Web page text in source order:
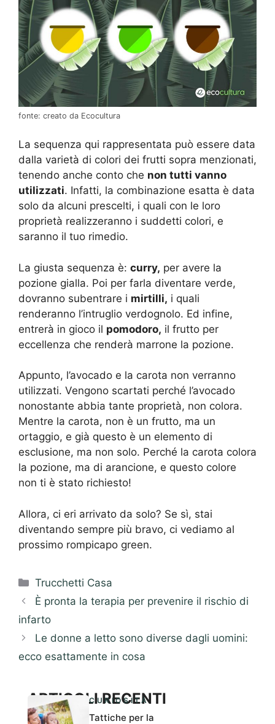
fonte: creato da Ecocultura
La sequenza qui rappresentata può essere data
dalla varietà di colori dei frutti sopra menzionati,
tenendo anche conto che non tutti vanno
utilizzati. Infatti, la combinazione esatta è data
solo da alcuni prescelti, i quali con le loro
proprietà realizzeranno i suddetti colori, e
saranno il tuo rimedio.
La giusta sequenza è: curry, per avere la
pozione gialla. Poi per farla diventare verde,
dovranno subentrare i mirtilli, i quali
renderanno l’intruglio verdognolo. Ed infine,
entrerà in gioco il pomodoro, il frutto per
eccellenza che renderà marrone la pozione.
Appunto, l’avocado e la carota non verranno
utilizzati. Vengono scartati perché l’avocado
nonostante abbia tante proprietà, non colora.
Mentre la carota, non è un frutto, ma un
ortaggio, e già questo è un elemento di
esclusione, ma non solo. Perché la carota colora
la pozione, ma di arancione, e questo colore
non ti è stato richiesto!
Allora, ci eri arrivato da solo? Se sì, stai
diventando sempre più bravo, ci vediamo al
prossimo rompicapo green.
Categorie
Trucchetti Casa
È pronta la terapia per prevenire il rischio di
infarto
Le donne a letto sono diverse dagli uomini:
ecco esattamente in cosa
ARTICOLI RECENTI
CURIOSITÀ
Tattiche per la